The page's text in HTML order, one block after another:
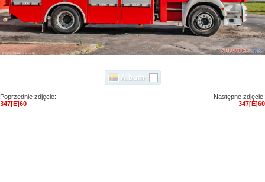
Poprzednie zdjęcie:
347[E]60
Następne zdjęcie:
347[E]60